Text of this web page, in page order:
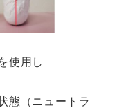
使用し
態（ニュートラ